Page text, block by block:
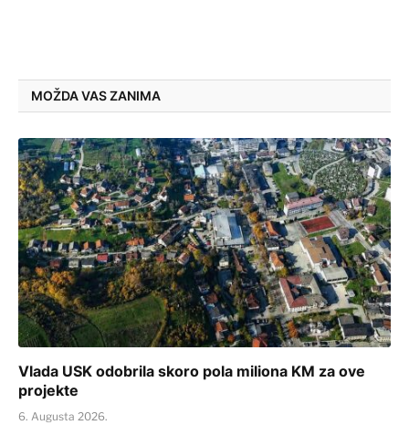
MOŽDA VAS ZANIMA
Vlada USK odobrila skoro pola miliona KM za ove
projekte
6. Augusta 2026.